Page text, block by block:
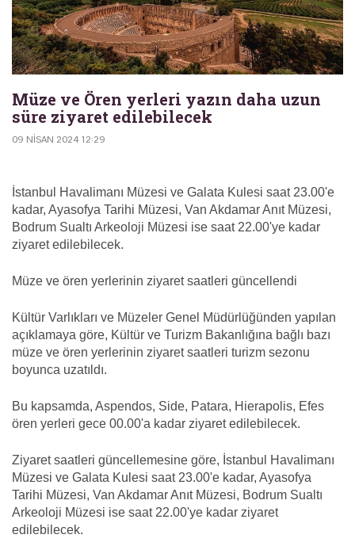
Müze ve Ören yerleri yazın daha uzun
süre ziyaret edilebilecek
09 NISAN 2024 12:29
İstanbul Havalimanı Müzesi ve Galata Kulesi saat 23.00'e
kadar, Ayasofya Tarihi Müzesi, Van Akdamar Anıt Müzesi,
Bodrum Sualtı Arkeoloji Müzesi ise saat 22.00'ye kadar
ziyaret edilebilecek.
Müze ve ören yerlerinin ziyaret saatleri güncellendi
Kültür Varlıkları ve Müzeler Genel Müdürlüğünden yapılan
açıklamaya göre, Kültür ve Turizm Bakanlığına bağlı bazı
müze ve ören yerlerinin ziyaret saatleri turizm sezonu
boyunca uzatıldı.
Bu kapsamda, Aspendos, Side, Patara, Hierapolis, Efes
ören yerleri gece 00.00'a kadar ziyaret edilebilecek.
Ziyaret saatleri güncellemesine göre, İstanbul Havalimanı
Müzesi ve Galata Kulesi saat 23.00'e kadar, Ayasofya
Tarihi Müzesi, Van Akdamar Anıt Müzesi, Bodrum Sualtı
Arkeoloji Müzesi ise saat 22.00'ye kadar ziyaret
edilebilecek.